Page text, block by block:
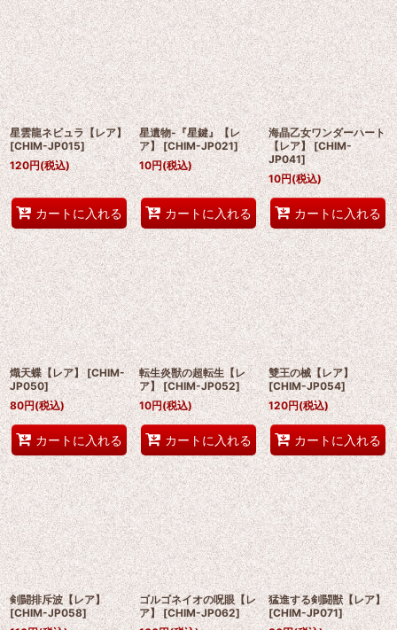
星雲龍ネビュラ【レア】
[CHIM-JP015]
120円(税込)
カートに入れる
星遺物-『星鍵』【レ
ア】 [CHIM-JP021]
10円(税込)
カートに入れる
海晶乙女ワンダーハート
【レア】 [CHIM-
JP041]
10円(税込)
カートに入れる
熾天蝶【レア】 [CHIM-
JP050]
80円(税込)
カートに入れる
転生炎獣の超転生【レ
ア】 [CHIM-JP052]
10円(税込)
カートに入れる
雙王の械【レア】
[CHIM-JP054]
120円(税込)
カートに入れる
剣闘排斥波【レア】
[CHIM-JP058]
ゴルゴネイオの呪眼【レ
ア】 [CHIM-JP062]
猛進する剣闘獣【レア】
[CHIM-JP071]